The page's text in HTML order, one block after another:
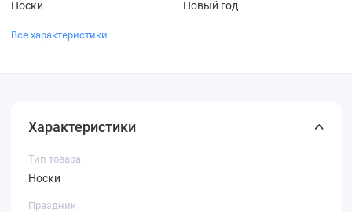
Носки Новый год
Все характеристики
Характеристики
Тип товара
Носки
Праздник